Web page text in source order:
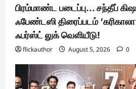
பிரம்மாண்ட படைப்பு… சந்தீப்
ஃபேண்டஸி திரைப்படம்
ஃபர்ஸ்ட் லுக் வெளியீடு!
flickauthor August 5, 2026 0